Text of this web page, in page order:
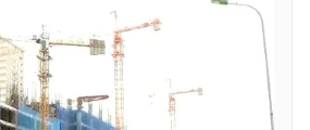
VTV Thể thao
Bất động sản